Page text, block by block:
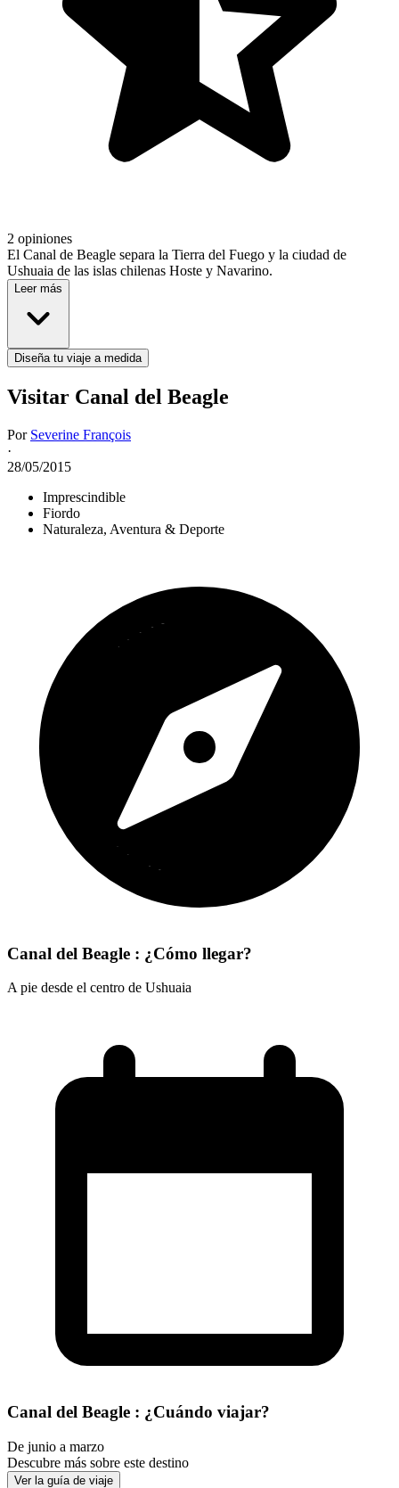
2 opiniones
El Canal de Beagle separa la Tierra del Fuego y la ciudad de
Ushuaia de las islas chilenas Hoste y Navarino.
Leer más
Diseña tu viaje a medida
Visitar Canal del Beagle
Por Severine François
·
28/05/2015
Imprescindible
Fiordo
Naturaleza, Aventura & Deporte
Canal del Beagle : ¿Cómo llegar?
A pie desde el centro de Ushuaia
Canal del Beagle : ¿Cuándo viajar?
De junio a marzo
Descubre más sobre este destino
Ver la guía de viaje